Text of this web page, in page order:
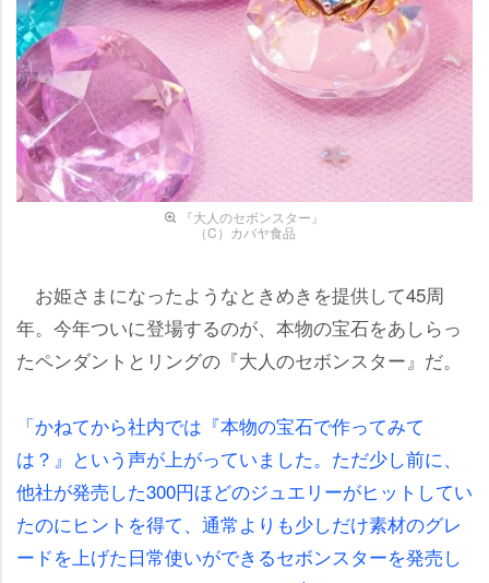
『大人のセボンスター』
（C）カバヤ食品
お姫さまになったようなときめきを提供して45周
年。今年ついに登場するのが、本物の宝石をあしらっ
たペンダントとリングの『大人のセボンスター』だ。
「かねてから社内では『本物の宝石で作ってみて
は？』という声が上がっていました。ただ少し前に、
他社が発売した300円ほどのジュエリーがヒットしてい
たのにヒントを得て、通常よりも少しだけ素材のグレ
ードを上げた日常使いができるセボンスターを発売し